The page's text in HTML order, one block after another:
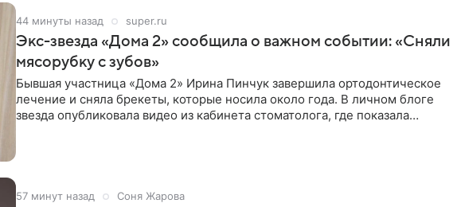
44 минуты назад super.ru
Экс-звезда «Дома 2» сообщила о важном событии: «Сняли
мясорубку с зубов»
Бывшая участница «Дома 2» Ирина Пинчук завершила ортодонтическое
лечение и сняла брекеты, которые носила около года. В личном блоге
звезда опубликовала видео из кабинета стоматолога, где показала
57 минут назад Соня Жарова